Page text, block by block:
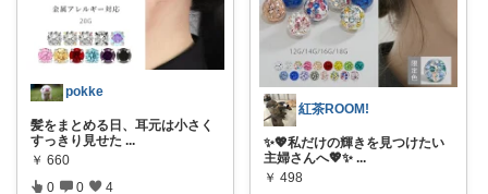
pokke
髪をまとめる日、耳元は小さく
すっきり見せた ...
￥ 660
0 0 4
紅茶ROOM!
✨💖私だけの輝きを見つけたい
主婦さんへ💖✨ ...
￥ 498